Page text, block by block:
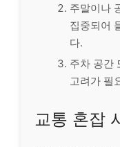
주말이나
집중되어
다.
주차 공간
고려가 필
교통 혼잡